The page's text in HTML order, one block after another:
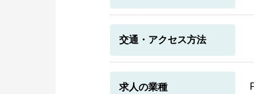
交通・アクセス方法
求人の業種